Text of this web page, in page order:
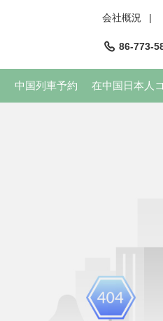
会社概況 |
86-773-
中国列車予約 在中国日本人